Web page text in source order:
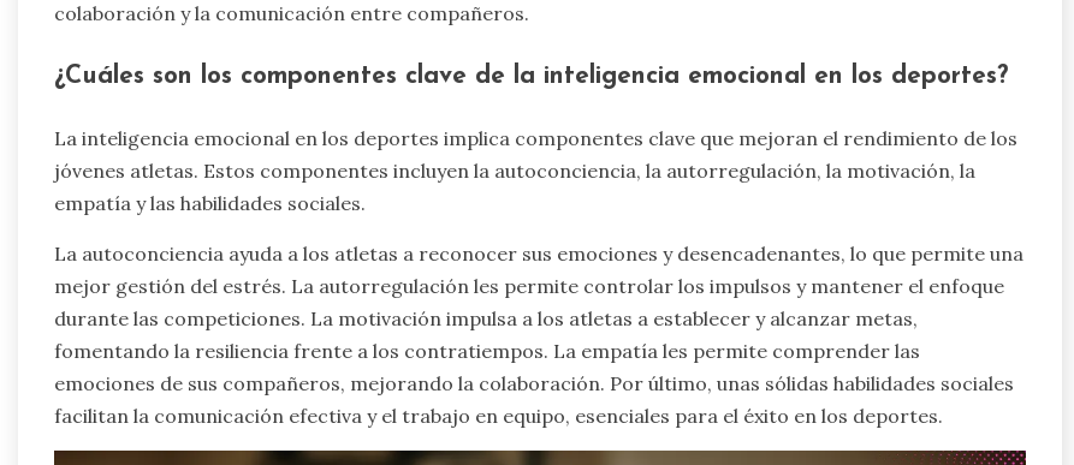
colaboración y la comunicación entre compañeros.
¿Cuáles son los componentes clave de la inteligencia emocional en los deportes?
La inteligencia emocional en los deportes implica componentes clave que mejoran el rendimiento de los
jóvenes atletas. Estos componentes incluyen la autoconciencia, la autorregulación, la motivación, la
empatía y las habilidades sociales.
La autoconciencia ayuda a los atletas a reconocer sus emociones y desencadenantes, lo que permite una
mejor gestión del estrés. La autorregulación les permite controlar los impulsos y mantener el enfoque
durante las competiciones. La motivación impulsa a los atletas a establecer y alcanzar metas,
fomentando la resiliencia frente a los contratiempos. La empatía les permite comprender las
emociones de sus compañeros, mejorando la colaboración. Por último, unas sólidas habilidades sociales
facilitan la comunicación efectiva y el trabajo en equipo, esenciales para el éxito en los deportes.